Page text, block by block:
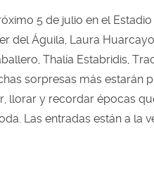
5 de julio en el Estadio
del Águila, Laura
Thalía Estabridis,
sorpresas más estarán
llorar y recordar épocas
Las entradas están a la